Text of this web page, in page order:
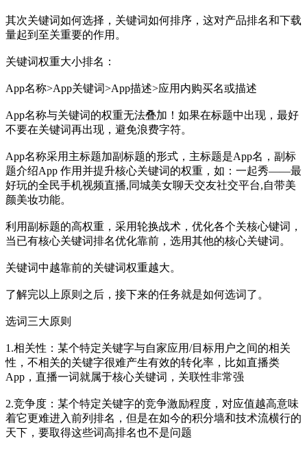
其次关键词如何选择，关键词如何排序，这对产品排名和下载
量起到至关重要的作用。
关键词权重大小排名：
App名称>App关键词>App描述>应用内购买名或描述
App名称与关键词的权重无法叠加！如果在标题中出现，最好
不要在关键词再出现，避免浪费字符。
App名称采用主标题加副标题的形式，主标题是App名，副标
题介绍App 作用并提升核心关键词的权重，如：一起秀——最
好玩的全民手机视频直播,同城美女聊天交友社交平台,自带美
颜美妆功能。
利用副标题的高权重，采用轮换战术，优化各个关核心键词，
当已有核心关键词排名优化靠前，选用其他的核心关键词。
关键词中越靠前的关键词权重越大。
了解完以上原则之后，接下来的任务就是如何选词了。
选词三大原则
1.相关性：某个特定关键字与自家应用/目标用户之间的相关
性，不相关的关键字很难产生有效的转化率，比如直播类
App，直播一词就属于核心关键词，关联性非常强
2.竞争度：某个特定关键字的竞争激励程度，对应值越高意味
着它更难进入前列排名，但是在如今的积分墙和技术流横行的
天下，要取得这些词高排名也不是问题